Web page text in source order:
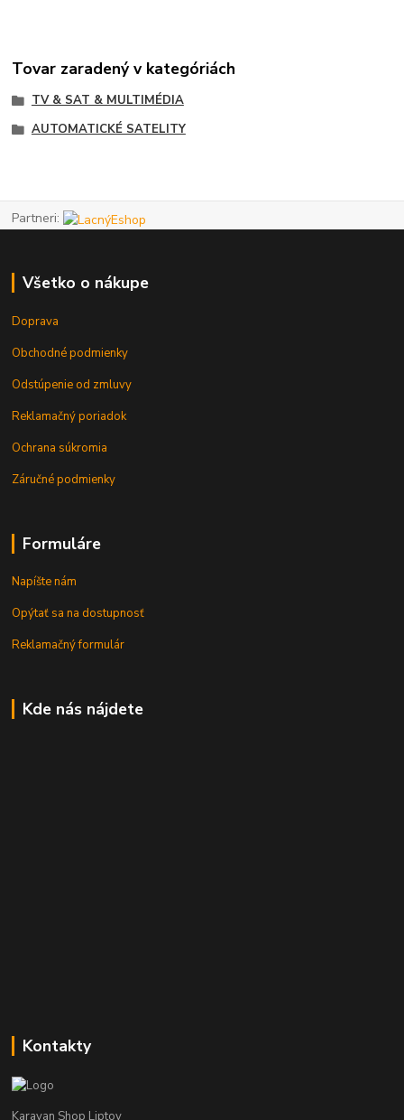
Tovar zaradený v kategóriách
TV & SAT & MULTIMÉDIA
AUTOMATICKÉ SATELITY
Partneri:
Všetko o nákupe
Doprava
Obchodné podmienky
Odstúpenie od zmluvy
Reklamačný poriadok
Ochrana súkromia
Záručné podmienky
Formuláre
Napíšte nám
Opýtať sa na dostupnosť
Reklamačný formulár
Kde nás nájdete
Kontakty
Karavan Shop Liptov